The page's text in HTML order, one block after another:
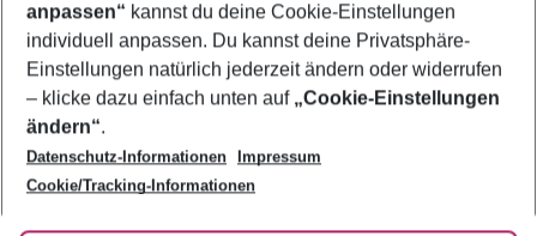
Footer
Footer navigation
Über uns
AGB
Bestpreisgarantie
Cookie-Einstellungen ändern
Cookie-Richtlinie
Agenturbetreuung
Barrierefreies Reisen
Folge uns
anpassen“ kannst du deine Cookie-Einstellungen
individuell anpassen. Du kannst deine Privatsphäre-
Einstellungen natürlich jederzeit ändern oder widerrufen
– klicke dazu einfach unten auf „Cookie-Einstellungen
ändern“.
Datenschutz-Informationen
Impressum
Cookie/Tracking-Informationen